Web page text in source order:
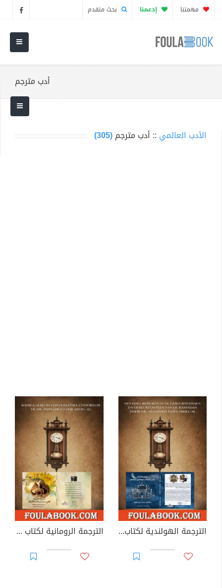
مهمتنا إدعمنا بحث متقدم
أدب مترجم
الأدب العالمي :: أدب مترجم(305)
الترجمة الهولندية لكتاب بلوغ المرام في أحداث ووقائع رمضان لمحمد فتحي عبد العال الترجمة الرومانية لكتاب نزهة الألباء في مطارحات القراء لمحمد فتحي عبد العال